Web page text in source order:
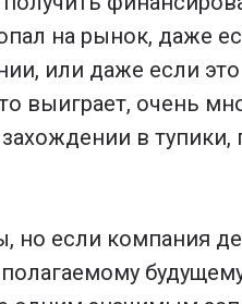
на рынок, даже
или даже если это
выиграет, очень
в тупики,
но если компания